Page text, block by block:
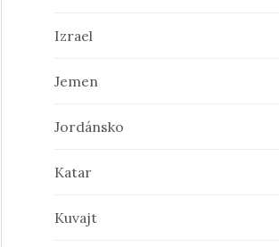
Izrael
Jemen
Jordánsko
Katar
Kuvajt